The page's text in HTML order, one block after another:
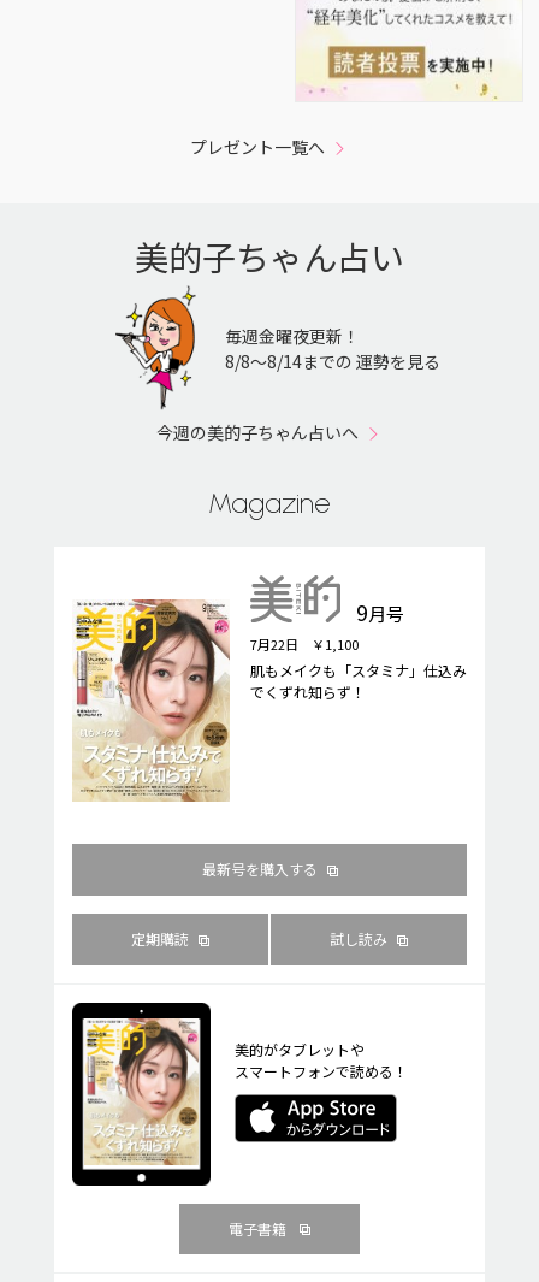
プレゼント一覧へ
美的子ちゃん占い
毎週金曜夜更新！
8/8〜8/14までの 運勢を見る
今週の美的子ちゃん占いへ
Magazine
9月号
7月22日 ￥1,100
肌もメイクも「スタミナ」仕込み
でくずれ知らず！
最新号を購入する
定期購読 試し読み
美的がタブレットや
スマートフォンで読める！
電子書籍